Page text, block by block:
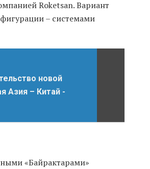
Roketsan. Вариант
– системами
новой
Азия – Китай -
«Байрактарами»